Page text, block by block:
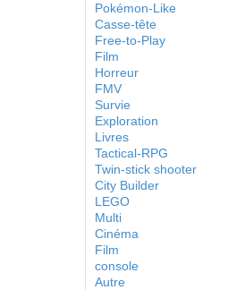
Pokémon-Like
Casse-tête
Free-to-Play
Film
Horreur
FMV
Survie
Exploration
Livres
Tactical-RPG
Twin-stick shooter
City Builder
LEGO
Multi
Cinéma
Film
console
Autre